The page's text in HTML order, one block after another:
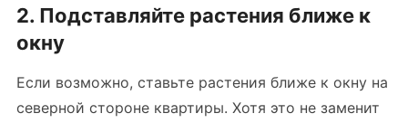
2. Подставляйте растения ближе к
окну
Если возможно, ставьте растения ближе к окну на
северной стороне квартиры. Хотя это не заменит